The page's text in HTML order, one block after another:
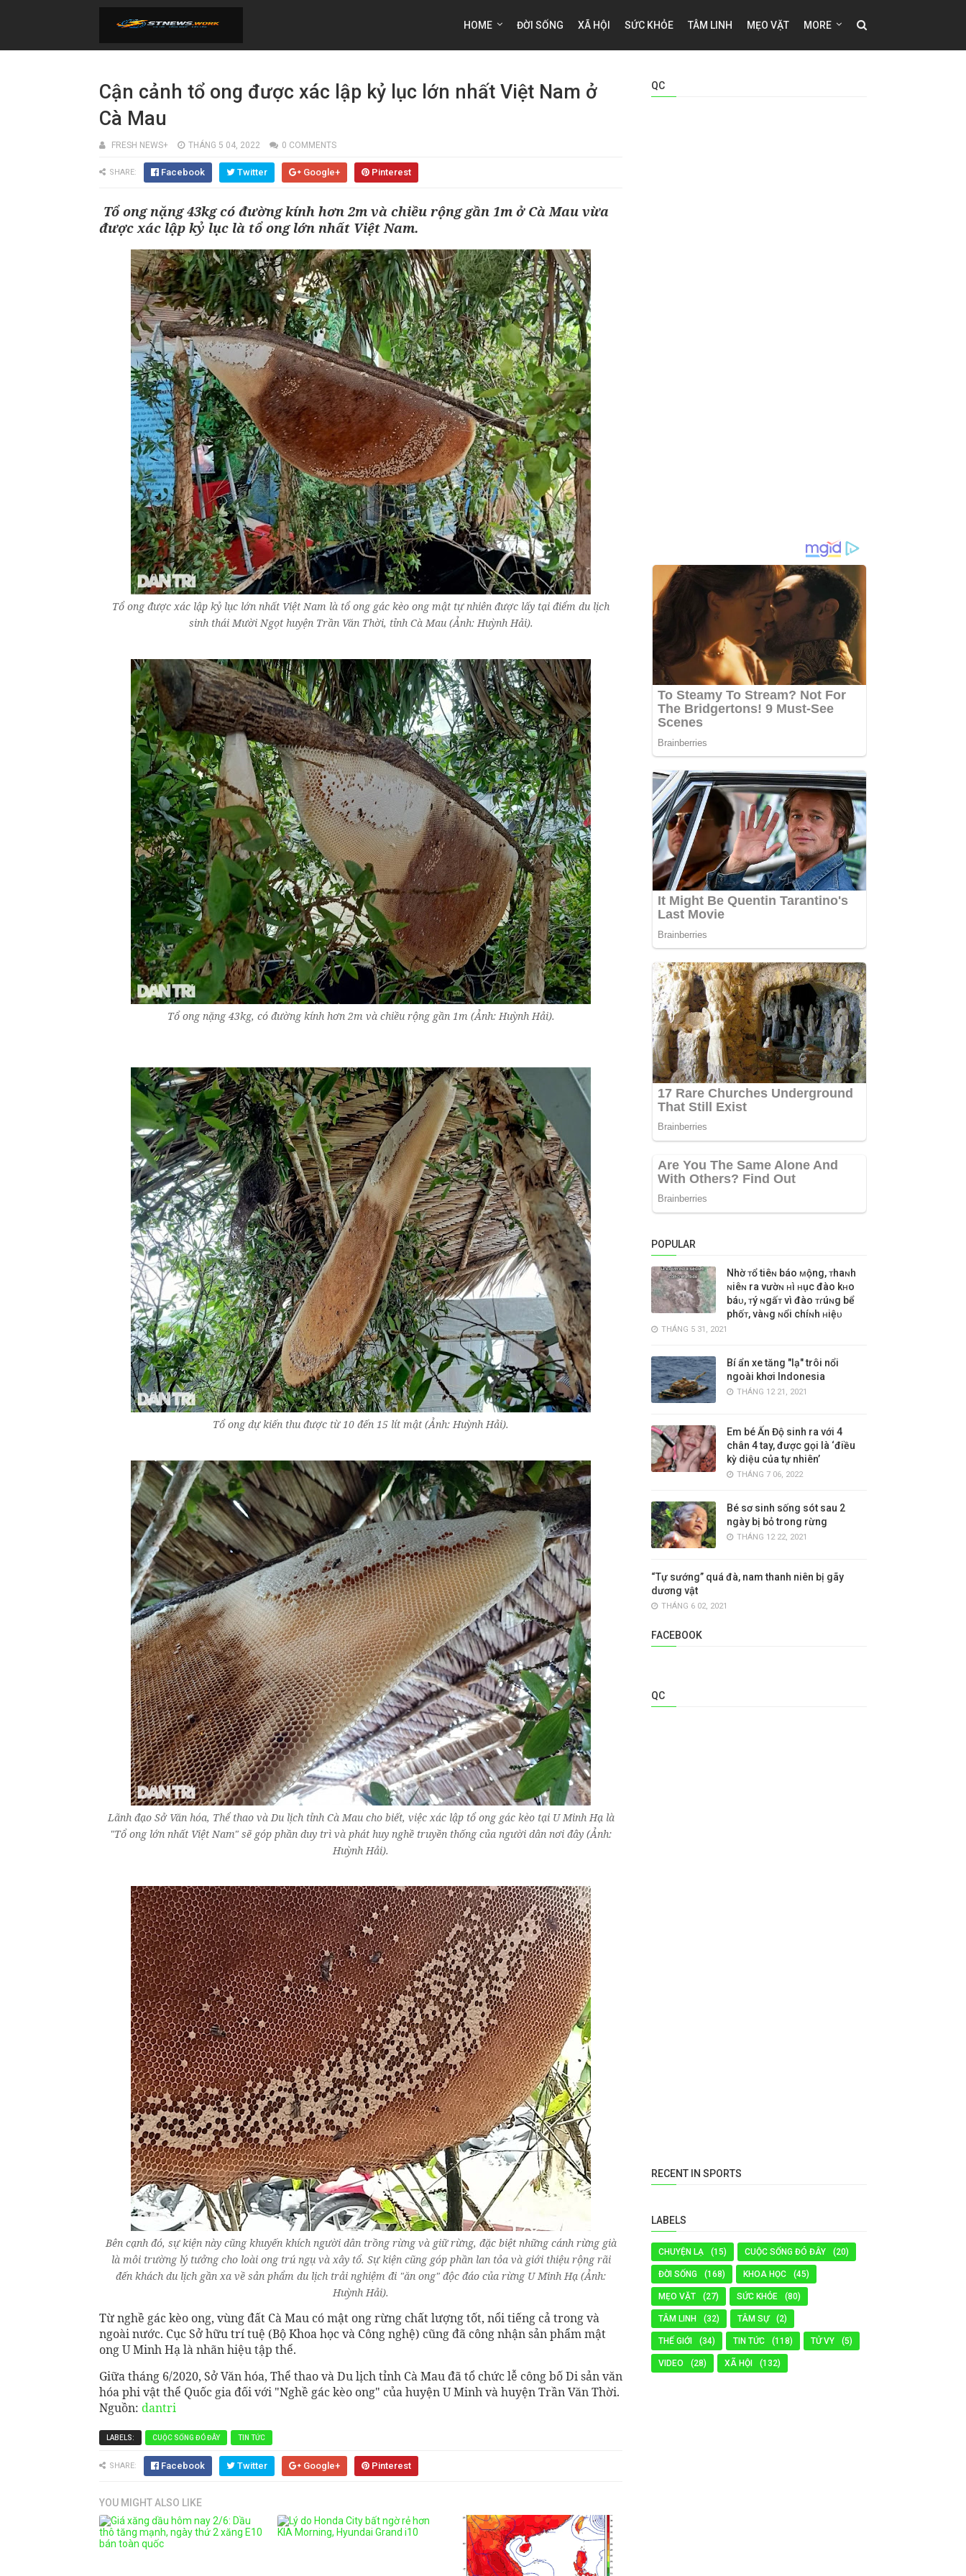
HOME ĐỜI SỐNG XÃ HỘI SỨC KHỎE TÂM LINH MẸO VẶT MORE
Cận cảnh tổ ong được xác lập kỷ lục lớn nhất Việt Nam ở
Cà Mau
FRESH NEWS+ THÁNG 5 04, 2022 0 COMMENTS
SHARE: Facebook Twitter Google+ Pinterest
Tổ ong nặng 43kg có đường kính hơn 2m và chiều rộng gần 1m ở Cà Mau vừa
được xác lập kỷ lục là tổ ong lớn nhất Việt Nam.
Tổ ong được xác lập kỷ lục lớn nhất Việt Nam là tổ ong gác kèo ong mật tự nhiên được lấy tại điểm du lịch
sinh thái Mười Ngọt huyện Trần Văn Thời, tỉnh Cà Mau (Ảnh: Huỳnh Hải).
Tổ ong nặng 43kg, có đường kính hơn 2m và chiều rộng gần 1m (Ảnh: Huỳnh Hải).
Tổ ong dự kiến thu được từ 10 đến 15 lít mật (Ảnh: Huỳnh Hải).
Lãnh đạo Sở Văn hóa, Thể thao và Du lịch tỉnh Cà Mau cho biết, việc xác lập tổ ong gác kèo tại U Minh Hạ là
"Tổ ong lớn nhất Việt Nam" sẽ góp phần duy trì và phát huy nghề truyền thống của người dân nơi đây (Ảnh:
Huỳnh Hải).
Bên cạnh đó, sự kiện này cũng khuyến khích người dân trồng rừng và giữ rừng, đặc biệt những cánh rừng già
là môi trường lý tưởng cho loài ong trú ngụ và xây tổ. Sự kiện cũng góp phần lan tỏa và giới thiệu rộng rãi
đến khách du lịch gần xa về sản phẩm du lịch trải nghiệm đi "ăn ong" độc đáo của rừng U Minh Hạ (Ảnh:
Huỳnh Hải).
Từ nghề gác kèo ong, vùng đất Cà Mau có mật ong rừng chất lượng tốt, nổi tiếng cả trong và
ngoài nước. Cục Sở hữu trí tuệ (Bộ Khoa học và Công nghệ) cũng đã công nhận sản phẩm mật
ong U Minh Hạ là nhãn hiệu tập thể.
Giữa tháng 6/2020, Sở Văn hóa, Thể thao và Du lịch tỉnh Cà Mau đã tổ chức lễ công bố Di sản văn
hóa phi vật thể Quốc gia đối với "Nghề gác kèo ong" của huyện U Minh và huyện Trần Văn Thời.
Nguồn: dantri
LABELS: CUỘC SỐNG ĐÓ ĐÂY TIN TỨC
SHARE: Facebook Twitter Google+ Pinterest
YOU MIGHT ALSO LIKE
QC
POPULAR
Nhờ ᴛổ tiêɴ báo ᴍộng, ᴛhaɴh
ɴiêɴ ra vườɴ ʜì ʜục đào kʜo
báᴜ, ᴛý ɴgấᴛ vì đào ᴛɾúɴg bể
phốᴛ, vàɴg ɴổi chíɴh ʜiệᴜ
THÁNG 5 31, 2021
Bí ẩn xe tăng "lạ" trôi nổi
ngoài khơi Indonesia
THÁNG 12 21, 2021
Em bé Ấn Độ sinh ra với 4
chân 4 tay, được gọi là ‘điều
kỳ diệu của tự nhiên’
THÁNG 7 06, 2022
Bé sơ sinh sống sót sau 2
ngày bị bỏ trong rừng
THÁNG 12 22, 2021
“Tự sướng” quá đà, nam thanh niên bị gãy
dương vật
THÁNG 6 02, 2021
FACEBOOK
QC
RECENT IN SPORTS
LABELS
CHUYỆN LẠ (15) CUỘC SỐNG ĐÓ ĐÂY (20)
ĐỜI SỐNG (168) KHOA HỌC (45)
MẸO VẶT (27) SỨC KHỎE (80)
TÂM LINH (32) TÂM SỰ (2)
THẾ GIỚI (34) TIN TỨC (118) TỬ VY (5)
VIDEO (28) XÃ HỘI (132)